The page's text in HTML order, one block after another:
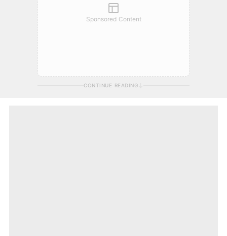
Sponsored Content
CONTINUE READING